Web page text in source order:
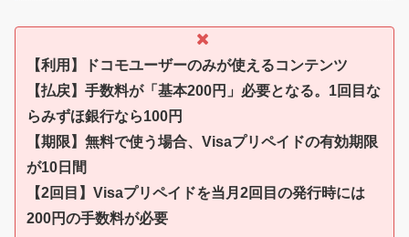
【利用】ドコモユーザーのみが使えるコンテンツ
【払戻】手数料が「基本200円」必要となる。1回目な
らみずほ銀行なら100円
【期限】無料で使う場合、Visaプリペイドの有効期限
が10日間
【2回目】Visaプリペイドを当月2回目の発行時には
200円の手数料が必要